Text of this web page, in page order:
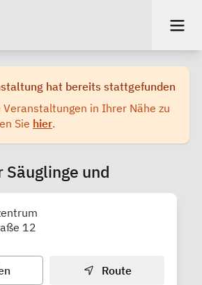
hat bereits stattgefunden
in Ihrer Nähe zu
Sie hier.
und
12
Route